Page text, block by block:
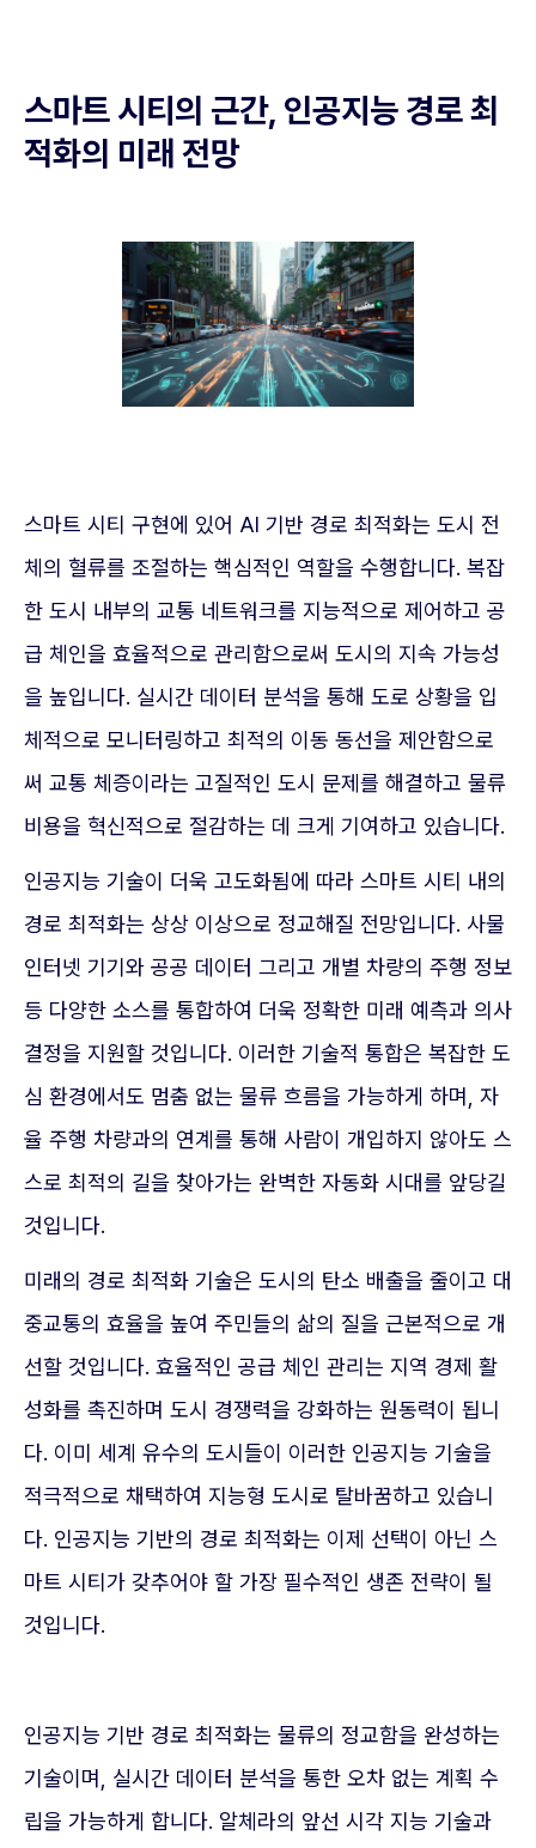
스마트 시티의 근간, 인공지능 경로 최
적화의 미래 전망
스마트 시티 구현에 있어 AI 기반 경로 최적화는 도시 전
체의 혈류를 조절하는 핵심적인 역할을 수행합니다. 복잡
한 도시 내부의 교통 네트워크를 지능적으로 제어하고 공
급 체인을 효율적으로 관리함으로써 도시의 지속 가능성
을 높입니다. 실시간 데이터 분석을 통해 도로 상황을 입
체적으로 모니터링하고 최적의 이동 동선을 제안함으로
써 교통 체증이라는 고질적인 도시 문제를 해결하고 물류
비용을 혁신적으로 절감하는 데 크게 기여하고 있습니다.
인공지능 기술이 더욱 고도화됨에 따라 스마트 시티 내의
경로 최적화는 상상 이상으로 정교해질 전망입니다. 사물
인터넷 기기와 공공 데이터 그리고 개별 차량의 주행 정보
등 다양한 소스를 통합하여 더욱 정확한 미래 예측과 의사
결정을 지원할 것입니다. 이러한 기술적 통합은 복잡한 도
심 환경에서도 멈춤 없는 물류 흐름을 가능하게 하며, 자
율 주행 차량과의 연계를 통해 사람이 개입하지 않아도 스
스로 최적의 길을 찾아가는 완벽한 자동화 시대를 앞당길
것입니다.
미래의 경로 최적화 기술은 도시의 탄소 배출을 줄이고 대
중교통의 효율을 높여 주민들의 삶의 질을 근본적으로 개
선할 것입니다. 효율적인 공급 체인 관리는 지역 경제 활
성화를 촉진하며 도시 경쟁력을 강화하는 원동력이 됩니
다. 이미 세계 유수의 도시들이 이러한 인공지능 기술을
적극적으로 채택하여 지능형 도시로 탈바꿈하고 있습니
다. 인공지능 기반의 경로 최적화는 이제 선택이 아닌 스
마트 시티가 갖추어야 할 가장 필수적인 생존 전략이 될
것입니다.
인공지능 기반 경로 최적화는 물류의 정교함을 완성하는
기술이며, 실시간 데이터 분석을 통한 오차 없는 계획 수
립을 가능하게 합니다. 알체라의 앞선 시각 지능 기술과